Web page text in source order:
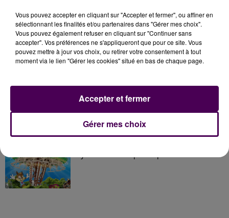
À LA UNE
7 août 2026
Gagnez vos pass pour le V and B Fest' 2026 !
Inscrivez-vous au casting The Voice & The Voice
Kids !
Vous pouvez accepter en cliquant sur "Accepter et fermer", ou affiner en
sélectionnant les finalités et/ou partenaires dans "Gérer mes choix".
Vous pouvez également refuser en cliquant sur "Continuer sans
accepter". Vos préférences ne s'appliqueront que pour ce site. Vous
pouvez mettre à jour vos choix, ou retirer votre consentement à tout
moment via le lien "Gérer les cookies" situé en bas de chaque page.
Gérer mes choix
Accepter et fermer